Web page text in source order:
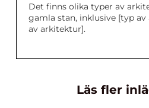
Det finns olika typer av
gamla stan, inklusive [typ
av arkitektur].
Läs fler